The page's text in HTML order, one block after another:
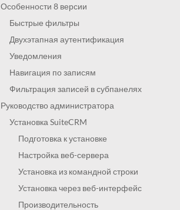
Особенности 8 версии
Быстрые фильтры
Двухэтапная аутентификация
Уведомления
Навигация по записям
Фильтрация записей в субпанелях
Руководство администратора
Установка SuiteCRM
Подготовка к установке
Настройка веб-сервера
Установка из командной строки
Установка через веб-интерфейс
Производительность